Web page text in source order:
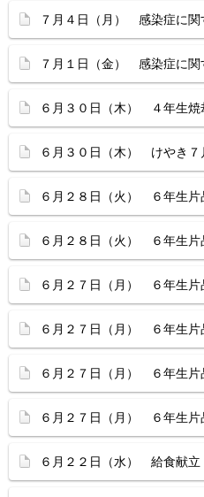
７月４日（月） 感染症に関
７月１日（金） 感染症に関
６月３０日（木） ４年生焼
６月３０日（木） けやき７
６月２８日（火） ６年生片
６月２８日（火） ６年生片
６月２７日（月） ６年生片
６月２７日（月） ６年生片
６月２７日（月） ６年生片
６月２７日（月） ６年生片
６月２２日（水） 給食献立